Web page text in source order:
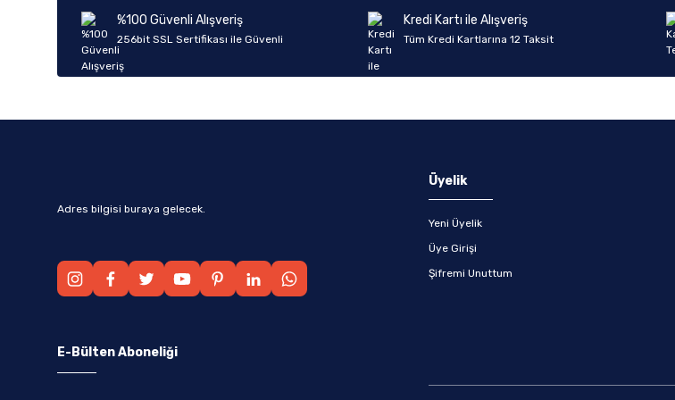
Ürün fiyatı diğer sitelerden daha pahalı.
Bu ürüne benzer farklı alternatifler olmalı.
%100 Güvenli Alışveriş
256bit SSL Sertifikası ile Güvenli
Kredi Kartı ile Alışveriş
Tüm Kredi Kartlarına 12 Taksit
Adres bilgisi buraya gelecek.
Üyelik
Yeni Üyelik
Üye Girişi
Şifremi Unuttum
E-Bülten Aboneliği